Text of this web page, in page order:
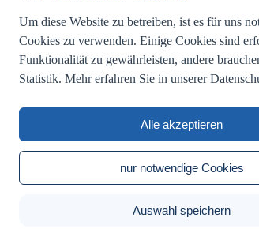
Um diese Website zu betreiben, ist es für uns
Cookies zu verwenden. Einige Cookies sind
Funktionalität zu gewährleisten, andere
Statistik. Mehr erfahren Sie in unserer
Alle akzeptieren
nur notwendige Cookies
Auswahl speichern